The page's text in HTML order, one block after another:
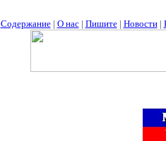
Содержание| О нас| Пишите| Новости|